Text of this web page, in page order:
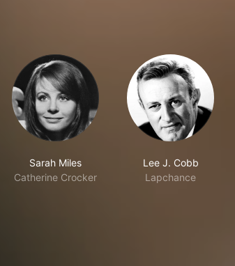
Sarah Miles
Catherine Crocker
Lee J. Cobb
Lapchance